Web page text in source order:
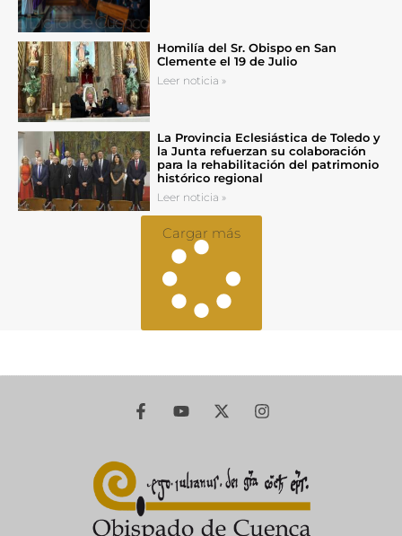
Homilía del Sr. Obispo en San
Clemente el 19 de Julio
Leer noticia »
La Provincia Eclesiástica de Toledo y
la Junta refuerzan su colaboración
para la rehabilitación del patrimonio
histórico regional
Leer noticia »
Cargar más